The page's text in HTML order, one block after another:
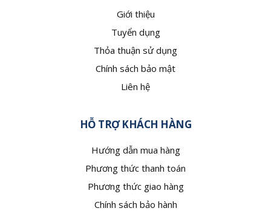
Giới thiệu
Tuyển dụng
Thỏa thuận sử dụng
Chính sách bảo mật
Liên hệ
HỖ TRỢ KHÁCH HÀNG
Hướng dẫn mua hàng
Phương thức thanh toán
Phương thức giao hàng
Chính sách bảo hành